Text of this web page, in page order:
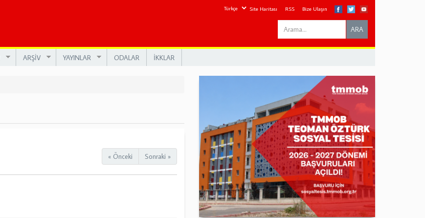
Site Haritası RSS Bize Ulaşın
Search
this
ARA
ARŞİV YAYINLAR ODALAR İKKLAR
« Önceki Sonraki »